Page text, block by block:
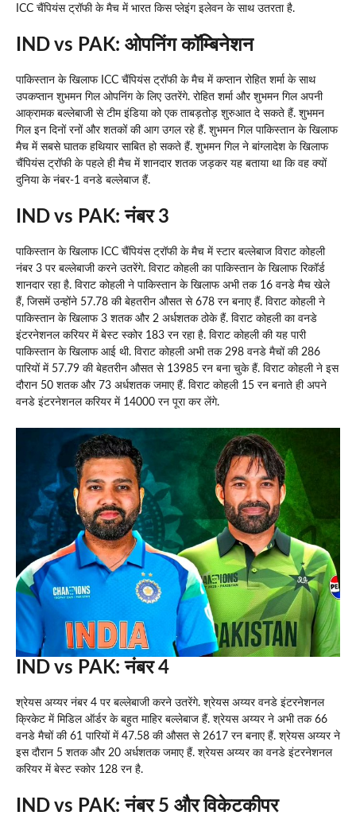
ICC चैंपियंस ट्रॉफी के मैच में भारत किस प्लेइंग इलेवन के साथ उतरता है.
IND vs PAK: ओपनिंग कॉम्बिनेशन
पाकिस्तान के खिलाफ ICC चैंपियंस ट्रॉफी के मैच में कप्तान रोहित शर्मा के साथ
उपकप्तान शुभमन गिल ओपनिंग के लिए उतरेंगे. रोहित शर्मा और शुभमन गिल अपनी
आक्रामक बल्लेबाजी से टीम इंडिया को एक ताबड़तोड़ शुरुआत दे सकते हैं. शुभमन
गिल इन दिनों रनों और शतकों की आग उगल रहे हैं. शुभमन गिल पाकिस्तान के खिलाफ
मैच में सबसे घातक हथियार साबित हो सकते हैं. शुभमन गिल ने बांग्लादेश के खिलाफ
चैंपियंस ट्रॉफी के पहले ही मैच में शानदार शतक जड़कर यह बताया था कि वह क्यों
दुनिया के नंबर-1 वनडे बल्लेबाज हैं.
IND vs PAK: नंबर 3
पाकिस्तान के खिलाफ ICC चैंपियंस ट्रॉफी के मैच में स्टार बल्लेबाज विराट कोहली
नंबर 3 पर बल्लेबाजी करने उतरेंगे. विराट कोहली का पाकिस्तान के खिलाफ रिकॉर्ड
शानदार रहा है. विराट कोहली ने पाकिस्तान के खिलाफ अभी तक 16 वनडे मैच खेले
हैं, जिसमें उन्होंने 57.78 की बेहतरीन औसत से 678 रन बनाए हैं. विराट कोहली ने
पाकिस्तान के खिलाफ 3 शतक और 2 अर्धशतक ठोके हैं. विराट कोहली का वनडे
इंटरनेशनल करियर में बेस्ट स्कोर 183 रन रहा है. विराट कोहली की यह पारी
पाकिस्तान के खिलाफ आई थी. विराट कोहली अभी तक 298 वनडे मैचों की 286
पारियों में 57.79 की बेहतरीन औसत से 13985 रन बना चुके हैं. विराट कोहली ने इस
दौरान 50 शतक और 73 अर्धशतक जमाए हैं. विराट कोहली 15 रन बनाते ही अपने
वनडे इंटरनेशनल करियर में 14000 रन पूरा कर लेंगे.
IND vs PAK: नंबर 4
श्रेयस अय्यर नंबर 4 पर बल्लेबाजी करने उतरेंगे. श्रेयस अय्यर वनडे इंटरनेशनल
क्रिकेट में मिडिल ऑर्डर के बहुत माहिर बल्लेबाज हैं. श्रेयस अय्यर ने अभी तक 66
वनडे मैचों की 61 पारियों में 47.58 की औसत से 2617 रन बनाए हैं. श्रेयस अय्यर ने
इस दौरान 5 शतक और 20 अर्धशतक जमाए हैं. श्रेयस अय्यर का वनडे इंटरनेशनल
करियर में बेस्ट स्कोर 128 रन है.
IND vs PAK: नंबर 5 और विकेटकीपर